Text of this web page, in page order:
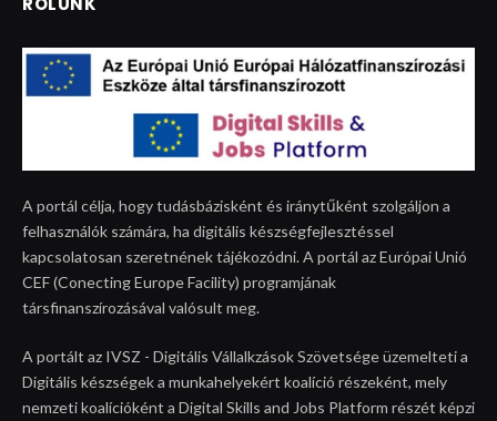
A portál célja, hogy tudásbázisként és iránytűként szolgáljon a
felhasználók számára, ha digitális készségfejlesztéssel
kapcsolatosan szeretnének tájékozódni. A portál az Európai Unió
CEF (Conecting Europe Facility) programjának
társfinanszírozásával valósult meg.
A portált az IVSZ - Digitális Vállalkzások Szövetsége üzemelteti a
Digitális készségek a munkahelyekért koalíció részeként, mely
nemzeti koalícióként a Digital Skills and Jobs Platform részét képzi